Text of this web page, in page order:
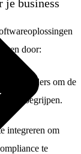
je business
door:
stakeholders om de
te begrijpen.
integreren om
te